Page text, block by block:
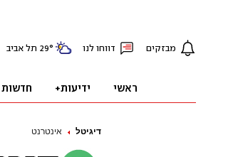
דיגיטל אינטרנט